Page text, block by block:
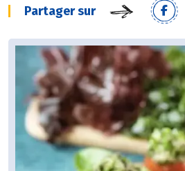
Partager sur